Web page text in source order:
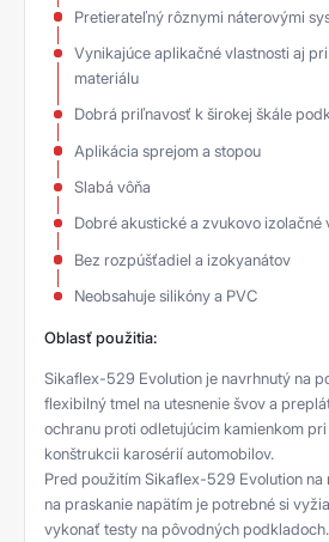
Pretierateľný rôznymi náterovými
Vynikajúce aplikačné vlastnosti aj
materiálu
Dobrá priľnavosť k širokej škále
Aplikácia sprejom a stopou
Slabá vôňa
Dobré akustické a zvukovo izolačné
Bez rozpúšťadiel a izokyanátov
Neobsahuje silikóny a PVC
Oblasť použitia:
Sikaflex-529 Evolution je navrhnutý na
flexibilný tmel na utesnenie švov a
ochranu proti odletujúcim kamienkom
konštrukcii karosérií automobilov.
Pred použitím Sikaflex-529 Evolution
na praskanie napätím je potrebné si
vykonať testy na pôvodných podkladoch.